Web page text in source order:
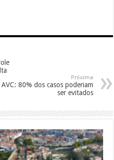
Próxima
AVC: 80% dos casos poderiam
ser evitados